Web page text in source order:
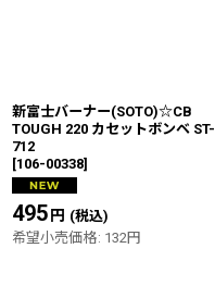
新富士バーナー(SOTO)☆CB
TOUGH 220 カセットボンベ ST-
712
[106-00338]
495円 (税込)
希望小売価格: 132円